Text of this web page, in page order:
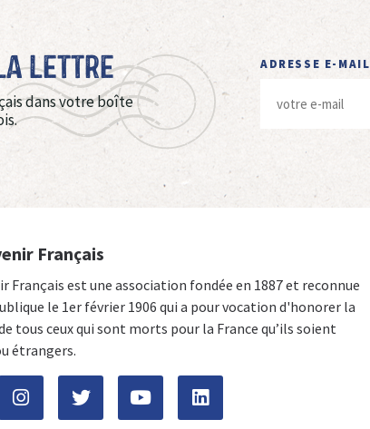
Lettre
dans votre boîte
ADRESSE E-MAIL
Français
Français est une association fondée en 1887 et reconnue
le 1er février 1906 qui a pour vocation d'honorer la
tous ceux qui sont morts pour la France qu’ils soient
étrangers.